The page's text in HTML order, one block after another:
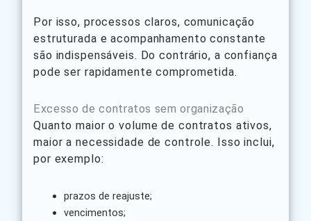
Por isso, processos claros, comunicação
estruturada e acompanhamento constante
são indispensáveis. Do contrário, a confiança
pode ser rapidamente comprometida.
Excesso de contratos sem organização
Quanto maior o volume de contratos ativos,
maior a necessidade de controle. Isso inclui,
por exemplo:
prazos de reajuste;
vencimentos;